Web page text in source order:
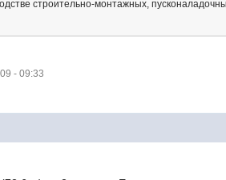
строительно-монтажных,
- 09:33